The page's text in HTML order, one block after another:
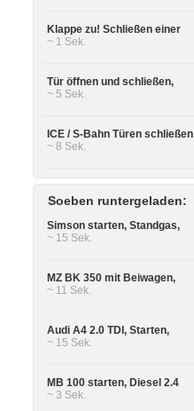
Klappe zu! Schließen einer
~ 1 Sek.
Tür öffnen und schließen,
~ 5 Sek.
ICE / S-Bahn Türen schließen
~ 8 Sek.
Soeben runtergeladen:
Simson starten, Standgas,
~ 15 Sek.
MZ BK 350 mit Beiwagen,
~ 11 Sek.
Audi A4 2.0 TDI, Starten,
~ 15 Sek.
MB 100 starten, Diesel 2.4
~ 3 Sek.